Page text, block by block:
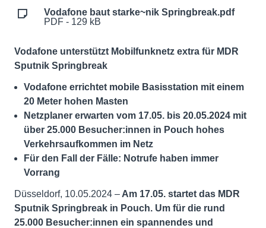
Vodafone baut starke~nik Springbreak.pdf
PDF - 129 kB
Vodafone unterstützt Mobilfunknetz extra für MDR
Sputnik Springbreak
Vodafone errichtet mobile Basisstation mit einem
20 Meter hohen Masten
Netzplaner erwarten vom 17.05. bis 20.05.2024 mit
über 25.000 Besucher:innen in Pouch hohes
Verkehrsaufkommen im Netz
Für den Fall der Fälle: Notrufe haben immer
Vorrang
Düsseldorf, 10.05.2024 – Am 17.05. startet das MDR
Sputnik Springbreak in Pouch. Um für die rund
25.000 Besucher:innen ein spannendes und